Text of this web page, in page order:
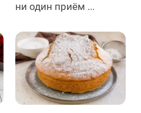
ни один приём ...